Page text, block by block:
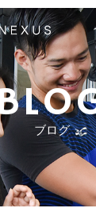
ブログ